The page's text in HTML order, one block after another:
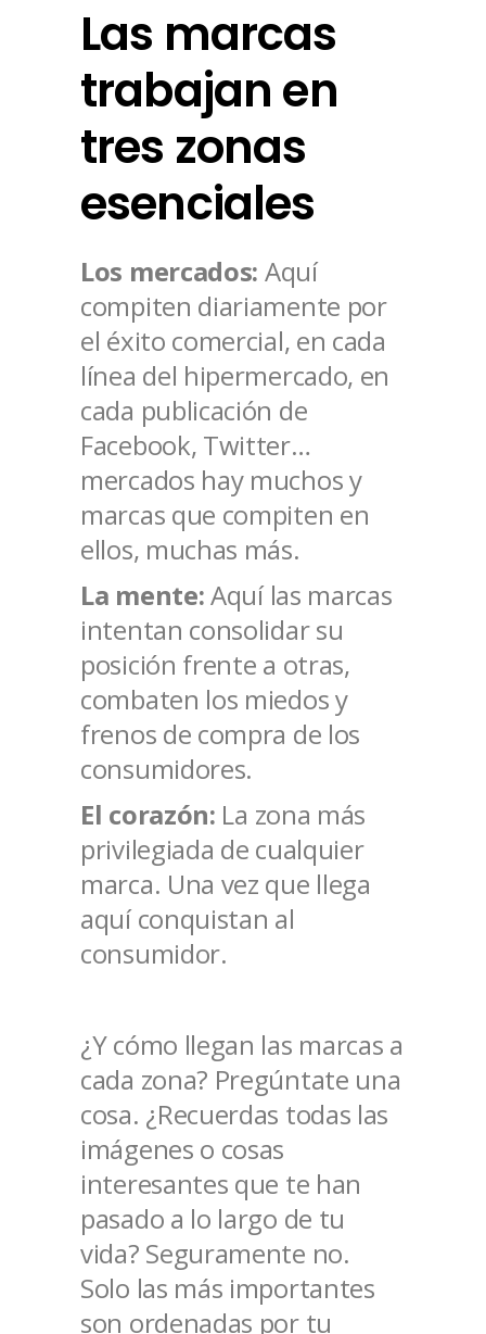
Las marcas
trabajan en
tres zonas
esenciales
Los mercados: Aquí
compiten diariamente por
el éxito comercial, en cada
línea del hipermercado, en
cada publicación de
Facebook, Twitter…
mercados hay muchos y
marcas que compiten en
ellos, muchas más.
La mente:Aquí las marcas
intentan consolidar su
posición frente a otras,
combaten los miedos y
frenos de compra de los
consumidores.
El corazón: La zona más
privilegiada de cualquier
marca. Una vez que llega
aquí conquistan al
consumidor.
¿Y cómo llegan las marcas a
cada zona? Pregúntate una
cosa. ¿Recuerdas todas las
imágenes o cosas
interesantes que te han
pasado a lo largo de tu
vida? Seguramente no.
Solo las más importantes
son ordenadas por tu